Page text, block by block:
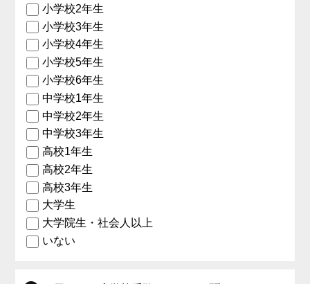
小学校2年生
小学校3年生
小学校4年生
小学校5年生
小学校6年生
中学校1年生
中学校2年生
中学校3年生
高校1年生
高校2年生
高校3年生
大学生
大学院生・社会人以上
いない